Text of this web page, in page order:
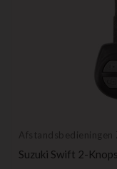
Afstandsbedieningen
Suzuki Swift 2-